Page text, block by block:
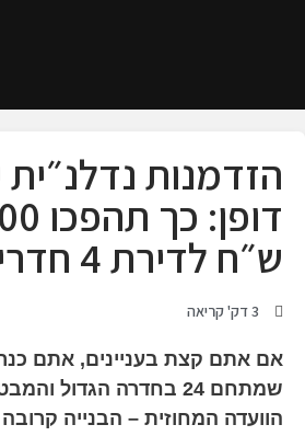
הזדמנות נדלנ״ית
ש״ח לדירת 4 חדרים בחדרה!
3 דק' קריאה
אם אתם קצת בעניינים, אתם
שמתחם 24 בחדרה הגדול
הוועדה המחוזית – הבנייה